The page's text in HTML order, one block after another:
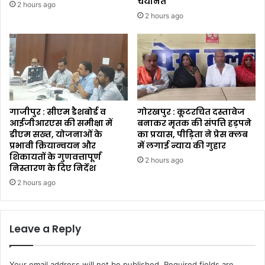
2 hours ago
2 hours ago
गाजीपुर : सीएम डैशबोर्ड व
आईजीआरएस की समीक्षा में
डीएम सख्त, योजनाओं के
प्रभावी क्रियान्वयन और
शिकायतों के गुणवत्तापूर्ण
निस्तारण के दिए निर्देश
2 hours ago
गोरखपुर : कूटरचित दस्तावेज
बनाकर मृतक की संपत्ति हड़पने
का प्रयास, पीड़िता ने प्रेस क्लब
में लगाई न्याय की गुहार
2 hours ago
Leave a Reply